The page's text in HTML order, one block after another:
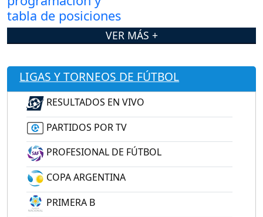
VER MÁS +
LIGAS Y TORNEOS DE FÚTBOL
RESULTADOS EN VIVO
PARTIDOS POR TV
PROFESIONAL DE FÚTBOL
COPA ARGENTINA
PRIMERA B